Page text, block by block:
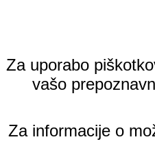
Za uporabo
vašo
Za informacije o